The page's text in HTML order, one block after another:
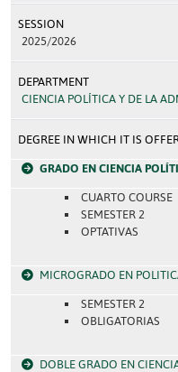
SESSION
2025/2026
DEPARTMENT
CIENCIA POLÍTICA Y DE LA
DEGREE IN WHICH IT IS
GRADO EN CIENCIA
CUARTO COURSE
SEMESTER 2
OPTATIVAS
MICROGRADO EN
SEMESTER 2
OBLIGATORIAS
DOBLE GRADO EN